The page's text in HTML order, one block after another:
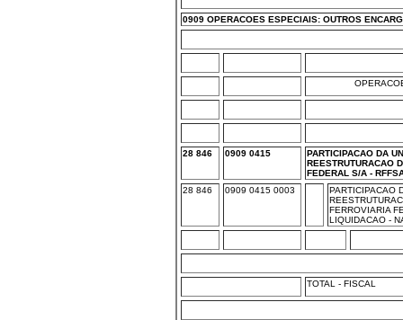
0909 OPERACOES ESPECIAIS: OUTROS
28 846 0909 0415
PARTICIPACAO DA
REESTRUTURACAO
FEDERAL S/A -
28 846
0909 0415 0003
PARTICIPACAO
FERROVIARIA
LIQUIDACAO -
TOTAL - FISCAL